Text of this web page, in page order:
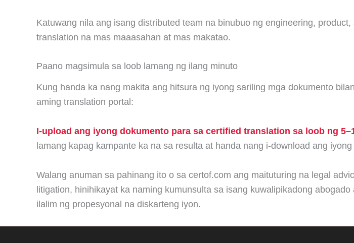
Katuwang nila ang isang distributed team na binubuo ng engineering,
translation na mas maaasahan at mas makatao.
Paano magsimula sa loob lamang ng ilang minuto
Kung handa ka nang makita ang hitsura ng iyong sariling mga dokumento
aming translation portal:
I-upload ang iyong dokumento para sa certified translation sa loob ng
lamang kapag kampante ka na sa resulta at handa nang i-download ang
Walang anuman sa pahinang ito o sa certof.com ang maituturing na legal
litigation, hinihikayat ka naming kumunsulta sa isang kuwalipikadong
ilalim ng propesyonal na diskarteng iyon.